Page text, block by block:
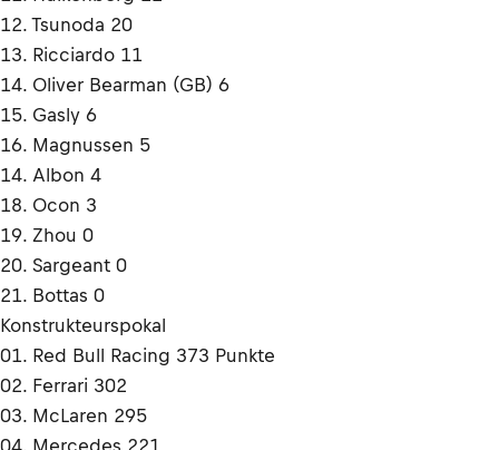
12. Tsunoda 20
13. Ricciardo 11
14. Oliver Bearman (GB) 6
15. Gasly 6
16. Magnussen 5
14. Albon 4
18. Ocon 3
19. Zhou 0
20. Sargeant 0
21. Bottas 0
Konstrukteurspokal
01. Red Bull Racing 373 Punkte
02. Ferrari 302
03. McLaren 295
04. Mercedes 221